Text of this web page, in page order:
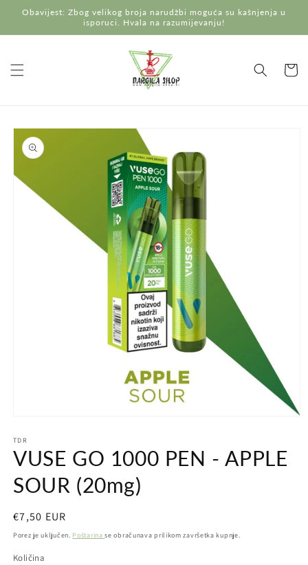
na
Obavijest: Zbog velikog broja narudžbi moguća su kašnjenja u
isporuci. Hvala na razumijevanju!
proizvodu
1
u
dijaloškom
TDR
VUSE GO 1000 PEN - APPLE
SOUR (20mg)
Redovna
cijena
€7,50 EUR
Porez je uključen. Poštarinase obračunava prilikom završetka kupnje.
Količina